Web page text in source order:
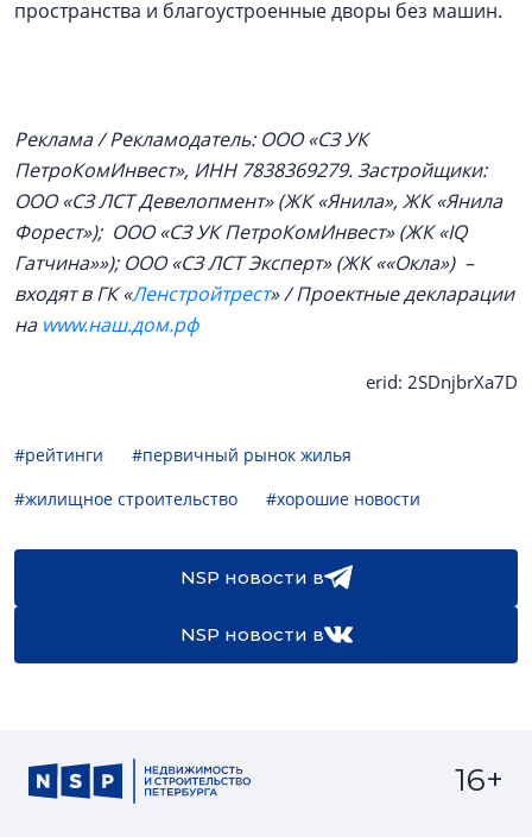
пространства и благоустроенные дворы без машин.
Реклама / Рекламодатель: ООО «СЗ УК
ПетроКомИнвест», ИНН 7838369279. Застройщики:
ООО «СЗ ЛСТ Девелопмент» (ЖК «Янила», ЖК «Янила
Форест»); ООО «СЗ УК ПетроКомИнвест» (ЖК «IQ
Гатчина»»); ООО «СЗ ЛСТ Эксперт» (ЖК ««Окла») –
входят в ГК «Ленстройтрест» / Проектные декларации
на www.наш.дом.рф
erid: 2SDnjbrXa7D
#рейтинги
#первичный рынок жилья
#жилищное строительство
#хорошие новости
NSP новости в
NSP новости в
16+